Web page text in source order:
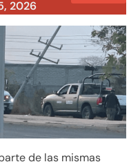
2026
de las mismas